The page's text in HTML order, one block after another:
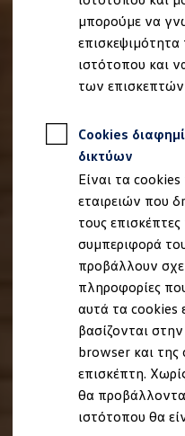
μπορούμε να
ιστότοπου και
των
Cookies
δικτύων
Είναι τα
εταιρειών που
τους
συμπεριφορά
προβάλλουν
πληροφορίες
αυτά τα cookies
βασίζονται
browser και της
επισκέπτη.
θα
ιστότοπου θα
Εσωτερική
Λύσεις
Ψυχαγωγία
Εξατομίκευση
Συλλογές
Εφαρμογές
Σύνδεση
We Charge
Πληροφορίες
Ανακλήσεις
Digital
XTL diesel
Υπηρεσίες
Υπηρεσίες
Pick Up &
Φροντίδα
Επαγγελματικά
Συντήρηση
Σημαντικές
Εγγύηση